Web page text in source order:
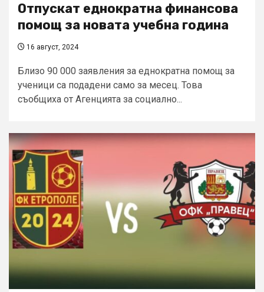
Отпускат еднократна финансова
помощ за новата учебна година
16 август, 2024
Близо 90 000 заявления за еднократна помощ за
ученици са подадени само за месец. Това
съобщиха от Агенцията за социално...